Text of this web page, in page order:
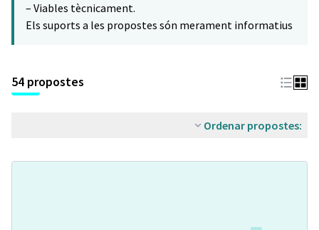
– Viables tècnicament.
Els suports a les propostes són merament informatius
54 propostes
Ordenar propostes: